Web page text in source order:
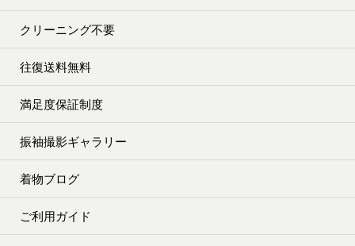
クリーニング不要
往復送料無料
満足度保証制度
振袖撮影ギャラリー
着物ブログ
ご利用ガイド